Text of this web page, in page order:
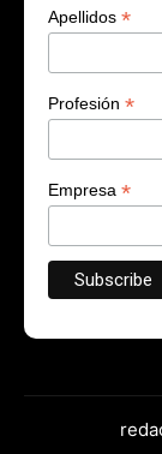
Apellidos *
Profesión *
Empresa *